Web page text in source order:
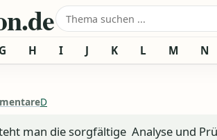
Suche nach:
G H I J K L M N
D
man die sorgfältige Analyse und